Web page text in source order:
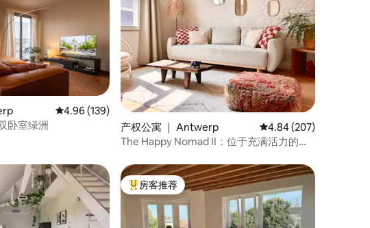
115 条评价平均评分 4.96 分（满分 5 分），共 139 条评价
4.96 (139)
卧室绿洲
产权公寓 ｜ Antwerp 平均评分 4.84 分（满
4.84 (207)
The Happy Nomad II：位于充满活力的市
热门「房客推荐」
房客推荐